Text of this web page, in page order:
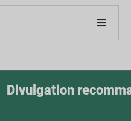
Divulgation